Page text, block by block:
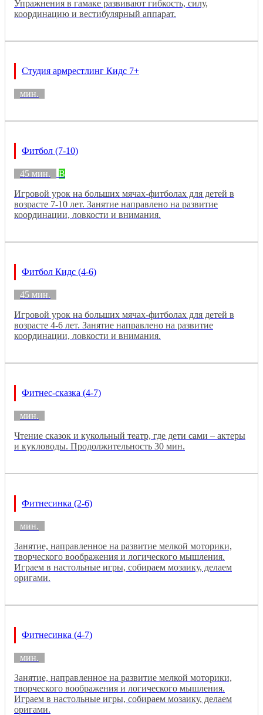
Упражнения в гамаке развивают гибкость, силу,
координацию и вестибулярный аппарат.
Студия армрестлинг Кидс 7+
мин.
Фитбол (7-10)
45 мин.
B
Игровой урок на больших мячах-фитболах для детей в
возрасте 7-10 лет. Занятие направлено на развитие
координации, ловкости и внимания.
Фитбол Кидс (4-6)
45 мин.
Игровой урок на больших мячах-фитболах для детей в
возрасте 4-6 лет. Занятие направлено на развитие
координации, ловкости и внимания.
Фитнес-сказка (4-7)
мин.
Чтение сказок и кукольный театр, где дети сами – актеры
и кукловоды. Продолжительность 30 мин.
Фитнесинка (2-6)
мин.
Занятие, направленное на развитие мелкой моторики,
творческого воображения и логического мышления.
Играем в настольные игры, собираем мозаику, делаем
оригами.
Фитнесинка (4-7)
мин.
Занятие, направленное на развитие мелкой моторики,
творческого воображения и логического мышления.
Играем в настольные игры, собираем мозаику, делаем
оригами.